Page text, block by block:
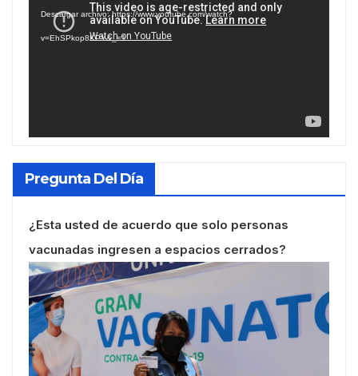
vídeo
Descargar archivo: https://www.youtube.com/watch?
v=EhSPkop8KPY&_=1
Pregunta Del Día
¿Esta usted de acuerdo que solo personas
vacunadas ingresen a espacios cerrados?